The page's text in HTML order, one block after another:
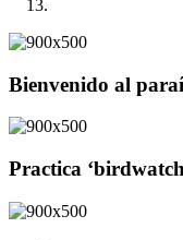
Bienvenido al
Practica